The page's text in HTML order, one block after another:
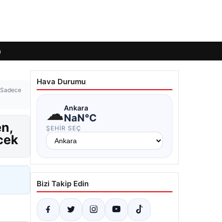
Hava Durumu
☁Ankara
NaN°C
ŞEHIR SEÇ
Bizi Takip Edin